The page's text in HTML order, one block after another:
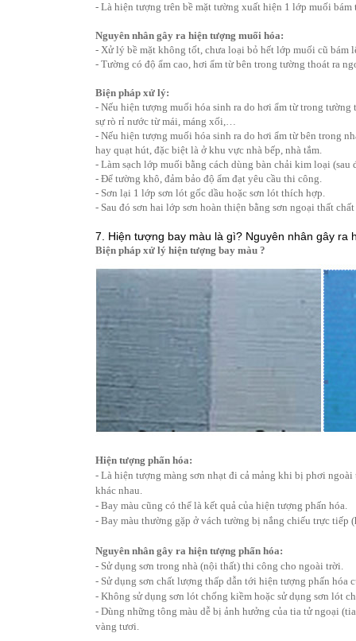
- Là hiện tượng trên bề mặt tường xuất hiện 1 lớp muối bám
Nguyên nhân gây ra hiện tượng muối hóa:
- Xử lý bề mặt không tốt, chưa loại bỏ hết lớp muối cũ bám
- Tường có độ ẩm cao, hơi ẩm từ bên trong tường thoát ra
Biện pháp xử lý:
- Nếu hiện tượng muối hóa sinh ra do hơi ẩm từ trong
sự rò rỉ nước từ mái, máng xối,…
- Nếu hiện tượng muối hóa sinh ra do hơi ẩm từ bên trong
hay quạt hút, đặc biệt là ở khu vực nhà bếp, nhà tắm.
- Làm sạch lớp muối bằng cách dùng bàn chải kim loại (sau
- Để tường khô, đảm bảo độ ẩm đạt yêu cầu thi công.
- Sơn lại 1 lớp sơn lót gốc dầu hoặc sơn lót thích hợp.
- Sau đó sơn hai lớp sơn hoàn thiện bằng sơn ngoại thất
7. Hiện tượng bay màu là gì? Nguyên nhân gây ra
Biện pháp xử lý hiện tượng bay màu ?
Hiện tượng phấn hóa:
- Là hiện tượng màng sơn nhạt đi cả mảng khi bị phơi
khác nhau.
- Bay màu cũng có thể là kết quả của hiện tượng phấn hóa.
- Bay màu thường gặp ở vách tường bị nắng chiếu trực tiếp
Nguyên nhân gây ra hiện tượng phấn hóa:
- Sử dụng sơn trong nhà (nội thất) thi công cho ngoài trời.
- Sử dụng sơn chất lượng thấp dẫn tới hiện tượng phấn hóa
- Không sử dụng sơn lót chống kiềm hoặc sử dụng sơn lót
- Dùng những tông màu dễ bị ảnh hưởng của tia tử ngoại
vàng tươi.